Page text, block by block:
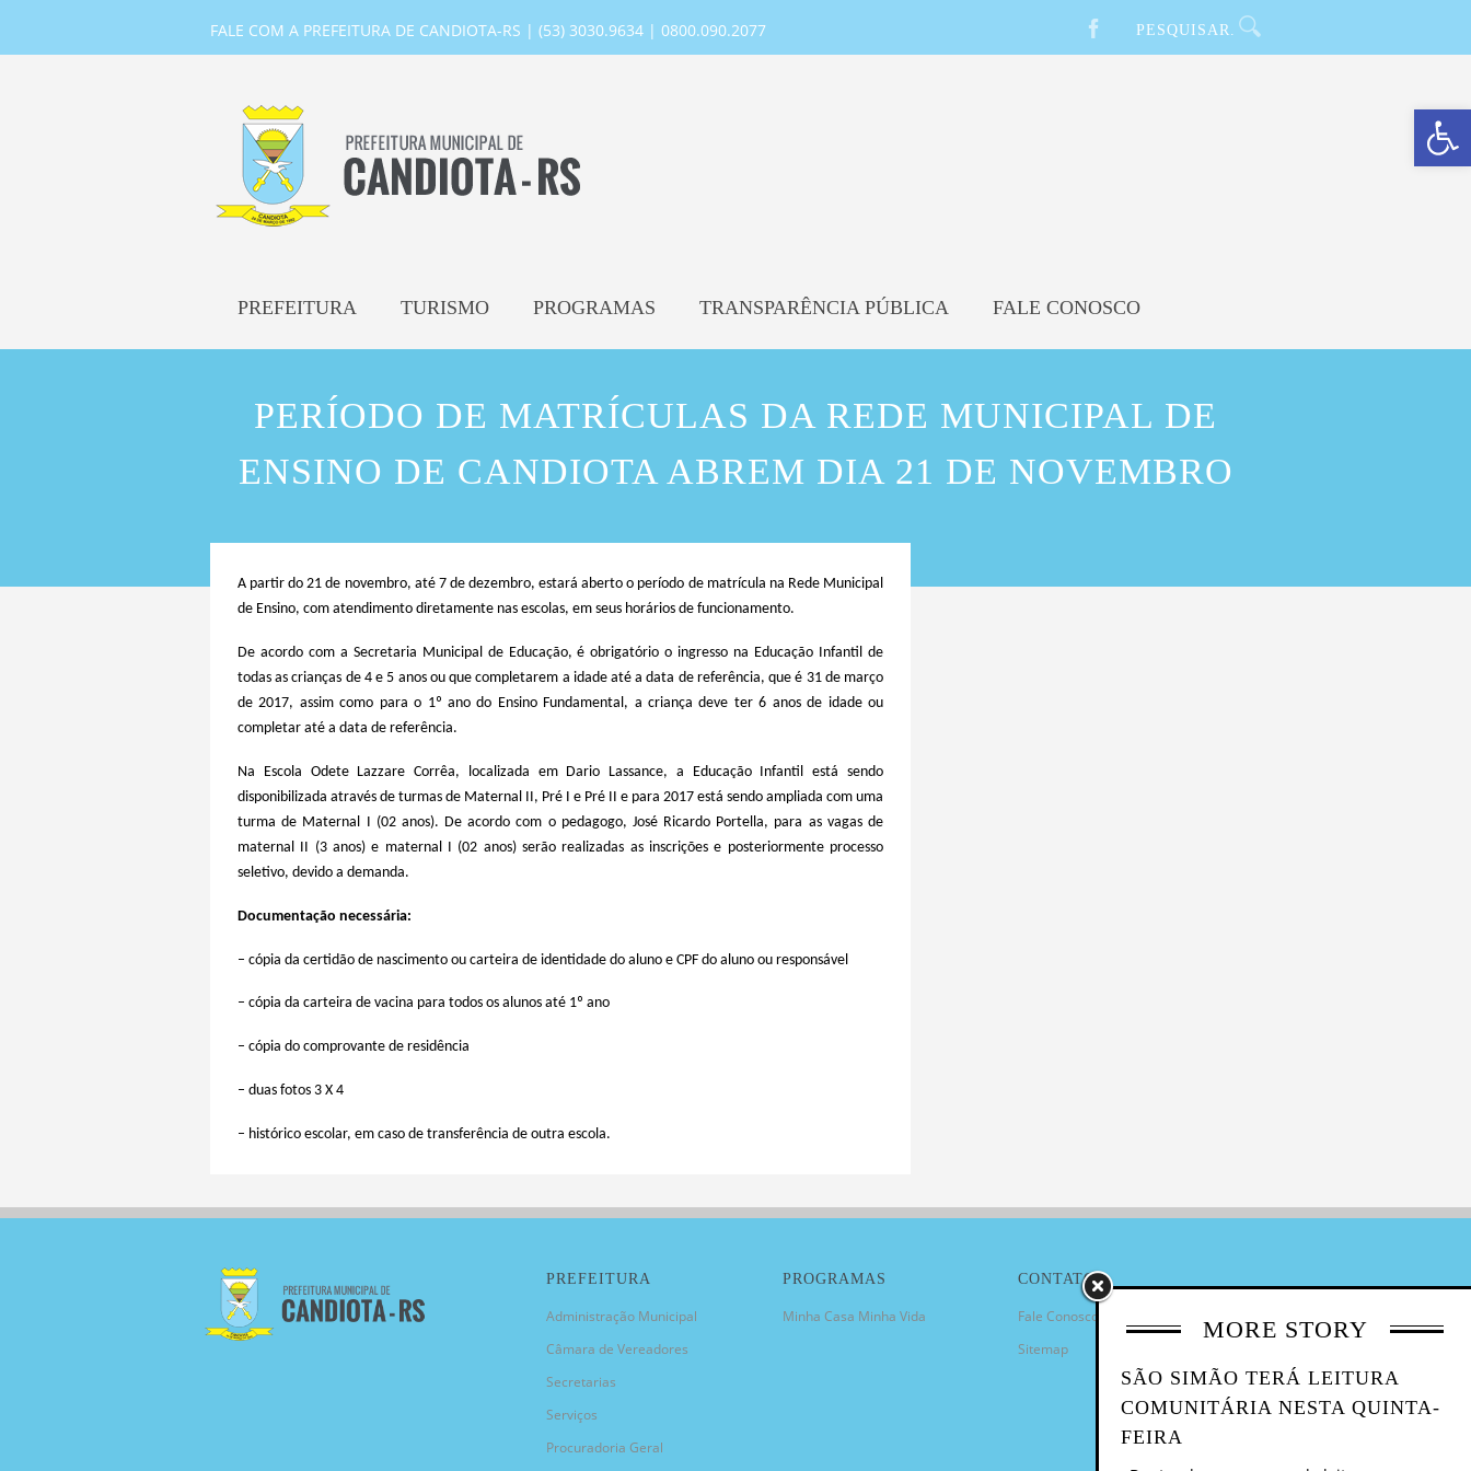
Barra de Ferramentas Aberta
FALE COM A PREFEITURA DE CANDIOTA-RS | (53) 3030.9634 | 0800.090.2077
PREFEITURA TURISMO PROGRAMAS TRANSPARÊNCIA PÚBLICA FALE CONOSCO
PERÍODO DE MATRÍCULAS DA REDE MUNICIPAL DE
ENSINO DE CANDIOTA ABREM DIA 21 DE NOVEMBRO
A partir do 21 de novembro, até 7 de dezembro, estará aberto o período de matrícula na Rede Municipal
de Ensino, com atendimento diretamente nas escolas, em seus horários de funcionamento.
De acordo com a Secretaria Municipal de Educação, é obrigatório o ingresso na Educação Infantil de
todas as crianças de 4 e 5 anos ou que completarem a idade até a data de referência, que é 31 de março
de 2017, assim como para o 1º ano do Ensino Fundamental, a criança deve ter 6 anos de idade ou
completar até a data de referência.
Na Escola Odete Lazzare Corrêa, localizada em Dario Lassance, a Educação Infantil está sendo
disponibilizada através de turmas de Maternal II, Pré I e Pré II e para 2017 está sendo ampliada com uma
turma de Maternal I (02 anos). De acordo com o pedagogo, José Ricardo Portella, para as vagas de
maternal II (3 anos) e maternal I (02 anos) serão realizadas as inscrições e posteriormente processo
seletivo, devido a demanda.
Documentação necessária:
– cópia da certidão de nascimento ou carteira de identidade do aluno e CPF do aluno ou responsável
– cópia da carteira de vacina para todos os alunos até 1º ano
– cópia do comprovante de residência
– duas fotos 3 X 4
– histórico escolar, em caso de transferência de outra escola.
MORE STORY
SÃO SIMÃO TERÁ LEITURA
COMUNITÁRIA NESTA QUINTA-
FEIRA
PREFEITURA
Administração Municipal
Câmara de Vereadores
Secretarias
Serviços
Procuradoria Geral
PROGRAMAS
Minha Casa Minha Vida
CONTATO
Fale Conosco
Sitemap